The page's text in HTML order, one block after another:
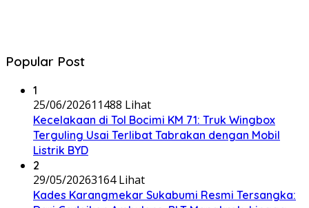
Popular Post
1
25/06/202611488 Lihat
Kecelakaan di Tol Bocimi KM 71: Truk Wingbox
Terguling Usai Terlibat Tabrakan dengan Mobil
Listrik BYD
2
29/05/20263164 Lihat
Kades Karangmekar Sukabumi Resmi Tersangka: